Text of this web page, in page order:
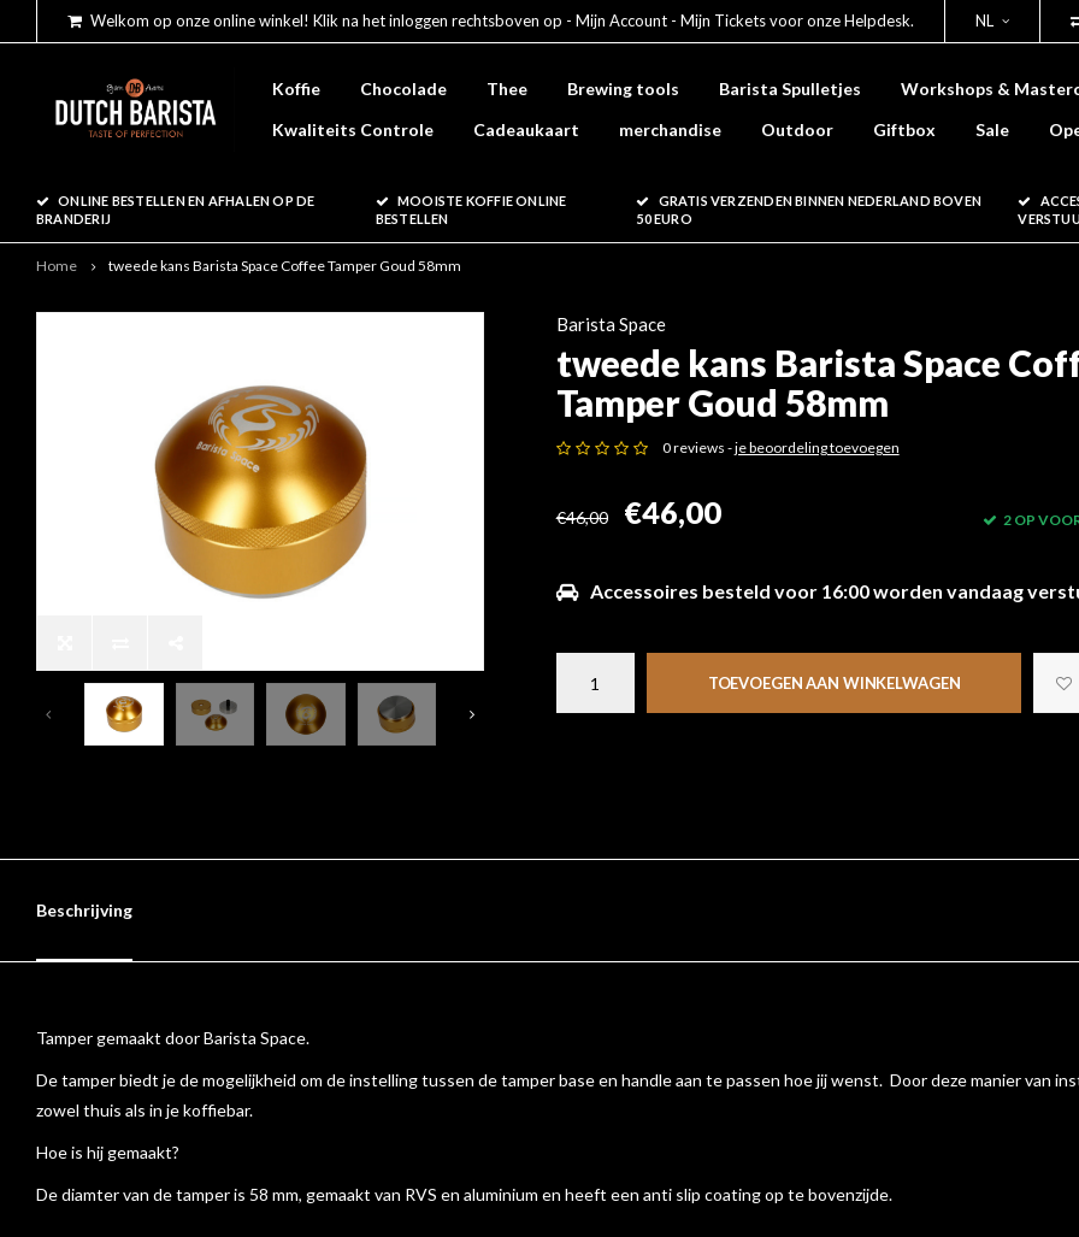
Welkom op onze online winkel! Klik na het inloggen rechtsboven op - Mijn Account - Mijn Tickets voor onze Helpdesk. NL
Koffie Chocolade Thee Brewing tools Barista Spulletjes Workshops &
Kwaliteits Controle
Cadeaukaart merchandise Outdoor Giftbox Sale
ONLINE BESTELLEN EN AFHALEN OP DE
BRANDERIJ
MOOISTE KOFFIE ONLINE
BESTELLEN
GRATIS VERZENDEN BINNEN NEDERLAND BOVEN
50 EURO
Home tweede kans Barista Space Coffee Tamper Goud 58mm
Barista Space
tweede kans Barista Space
Tamper Goud 58mm
0 reviews -je beoordeling toevoegen
€46,00 €46,00 2 OP
Accessoires besteld voor 16:00 worden vandaag
TOEVOEGEN AAN WINKELWAGEN
Beschrijving
Tamper gemaakt door Barista Space.
De tamper biedt je de mogelijkheid om de instelling tussen de tamper base en handle aan te passen hoe jij wenst. Door deze manier van
zowel thuis als in je koffiebar.
Hoe is hij gemaakt?
De diamter van de tamper is 58 mm, gemaakt van RVS en aluminium en heeft een anti slip coating op te bovenzijde.